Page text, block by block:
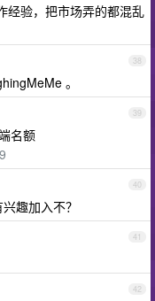
经验，把市场弄的都混乱
38
。
39
名额
40
趣加入不？
41
42